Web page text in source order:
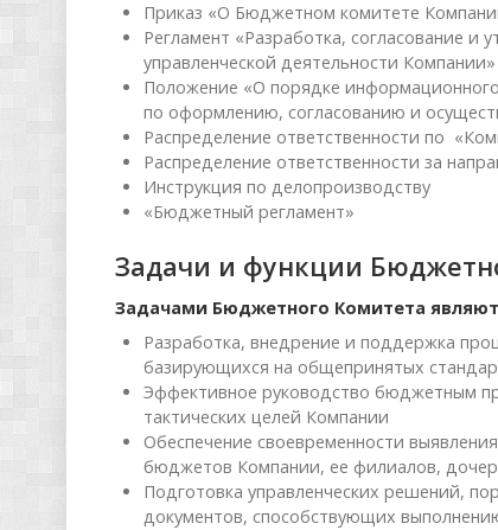
Приказ «О Бюджетном комитете
Регламент «Разработка, согласование
управленческой деятельности Компании»
Положение «О порядке
по оформлению, согласованию и
Распределение ответственности по
Распределение ответственности за
Инструкция по делопроизводству
«Бюджетный регламент»
Задачи и функции
Задачами Бюджетного Комитета
Разработка, внедрение и поддержка
базирующихся на общепринятых
Эффективное руководство бюджетным
тактических целей Компании
Обеспечение своевременности
бюджетов Компании, ее филиалов,
Подготовка управленческих решений,
документов, способствующих